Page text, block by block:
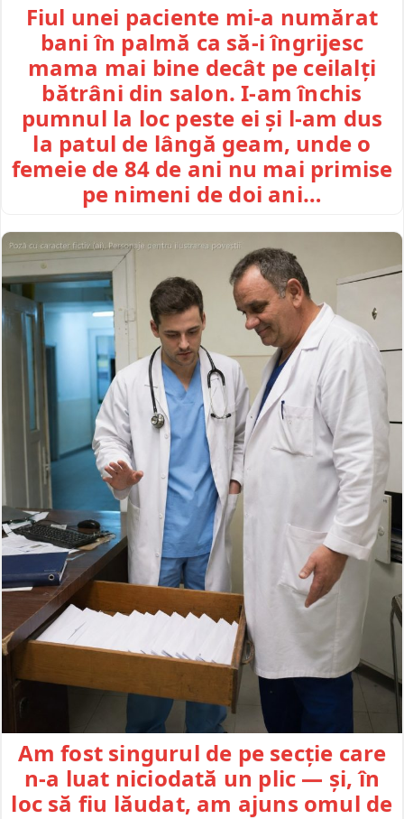
Fiul unei paciente mi-a numărat
bani în palmă ca să-i îngrijesc
mama mai bine decât pe ceilalți
bătrâni din salon. I-am închis
pumnul la loc peste ei și l-am dus
la patul de lângă geam, unde o
femeie de 84 de ani nu mai primise
pe nimeni de doi ani…
Am fost singurul de pe secție care
n-a luat niciodată un plic — și, în
loc să fiu lăudat, am ajuns omul de